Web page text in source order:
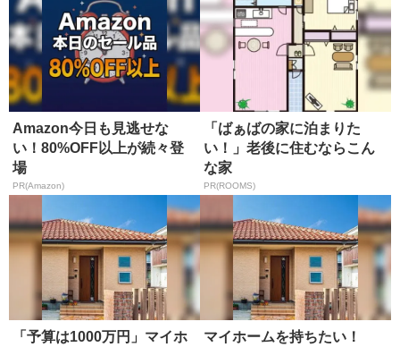
Amazon今日も見逃せな
い！80%OFF以上が続々登
場
PR(Amazon)
「ばぁばの家に泊まりた
い！」老後に住むならこん
な家
PR(ROOMS)
「予算は1000万円」マイホ
マイホームを持ちたい！